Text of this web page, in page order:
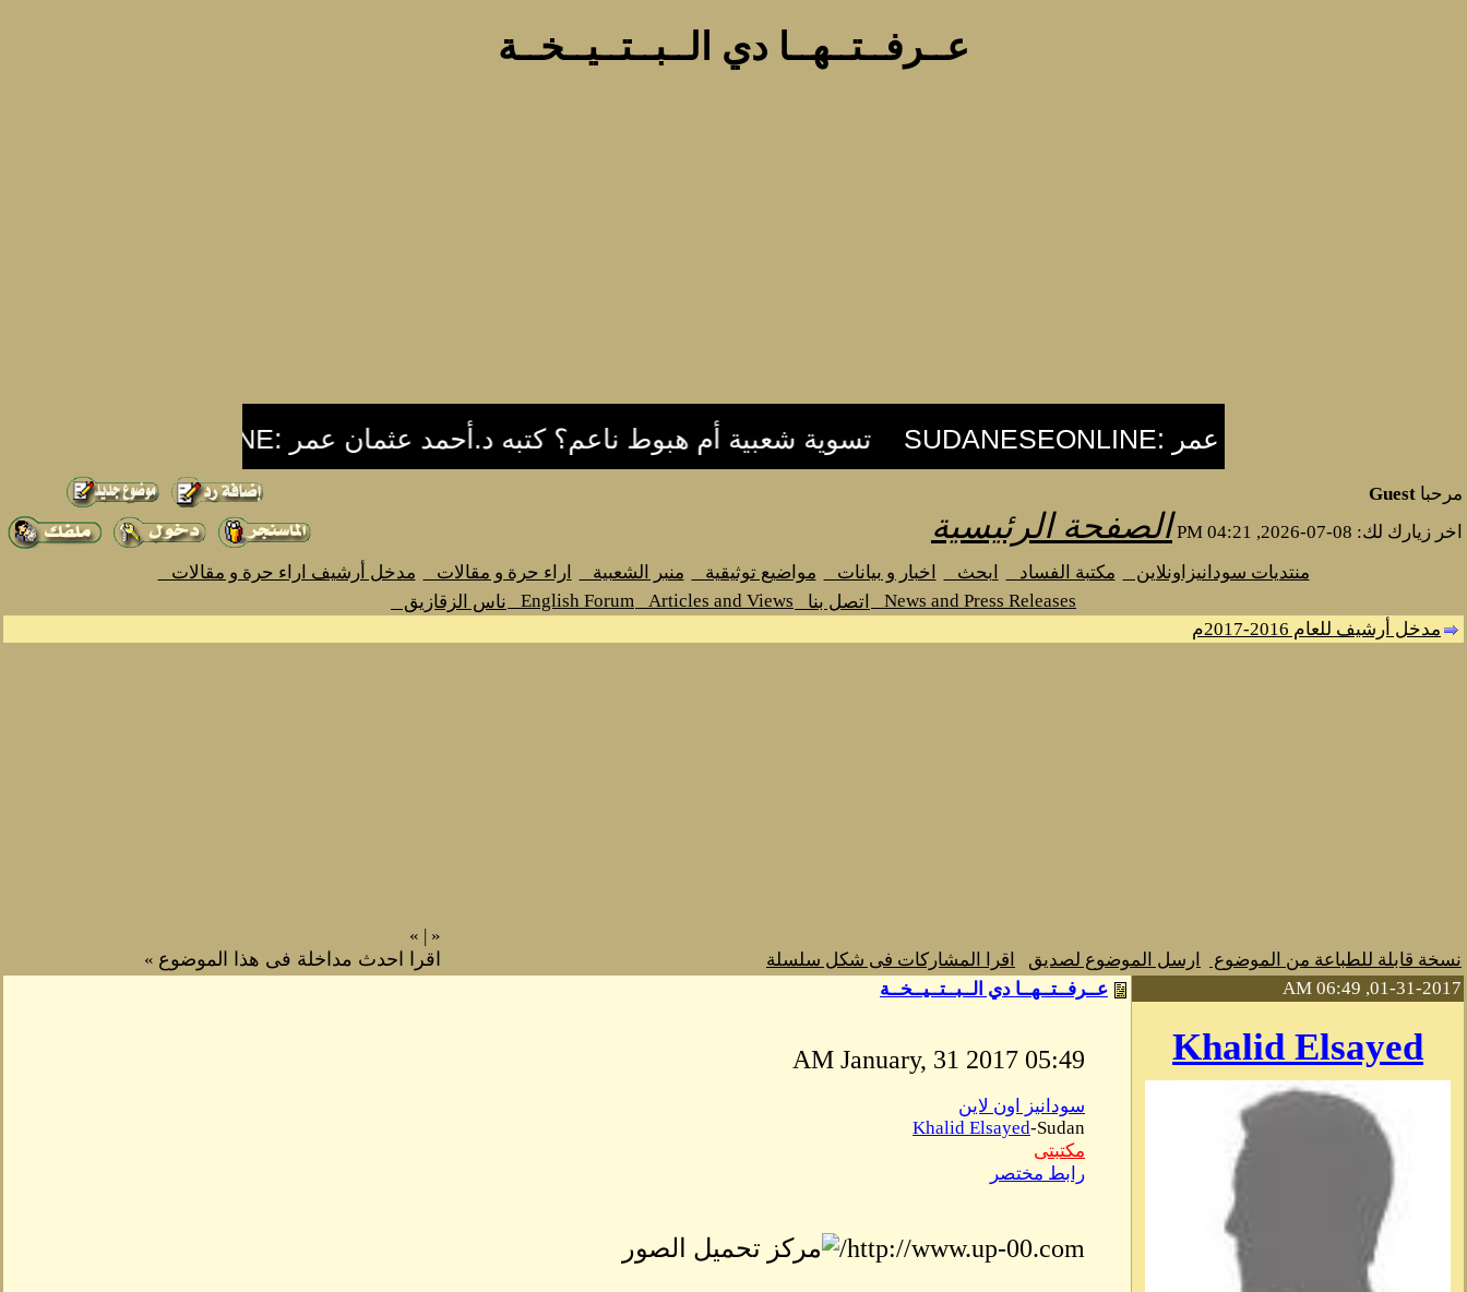
عــرفــتــهــا دي الــبــتــيــخــة
مرحبا Guest
اخر زيارك لك: 08-07-2026, 04:21 PM
الصفحة الرئيسية
منتديات سودانيزاونلاين مكتبة الفساد ابحث اخبار و بيانات مواضيع توثيقية منبر الشعبية اراء حرة و مقالات
مدخل أرشيف اراء حرة و مقالات
News and Press Releases
اتصل بنا Articles and Views
English Forum
ناس الزقازيق
مدخل أرشيف للعام 2016-2017م
نسخة قابلة للطباعة من الموضوع ارسل الموضوع لصديق اقرا المشاركات فى شكل سلسلة
«
|
»
اقرا احدث مداخلة فى هذا الموضوع »
01-31-2017, 06:49 AM
Khalid Elsayed
عــرفــتــهــا دي الــبــتــيــخــة
05:49 AM January, 31 2017
سودانيز اون لاين
Khalid Elsayed-Sudan
مكتبتى
رابط مختصر
http://www.up-00.com/